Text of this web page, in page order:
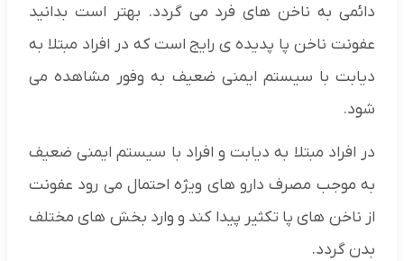
دائمی به ناخن های فرد می گردد. بهتر است بدانید
عفونت ناخن پا پدیده ی رایج است که در افراد مبتلا به
دیابت با سیستم ایمنی ضعیف به وفور مشاهده می
شود.
در افراد مبتلا به دیابت و افراد با سیستم ایمنی ضعیف
به موجب مصرف دارو های ویژه احتمال می رود عفونت
از ناخن های پا تکثیر پیدا کند و وارد بخش های مختلف
بدن گردد.